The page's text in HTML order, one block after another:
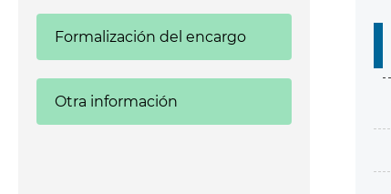
Formalización del encargo
Otra información